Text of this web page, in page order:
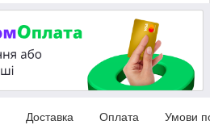
Доставка Оплата Умови